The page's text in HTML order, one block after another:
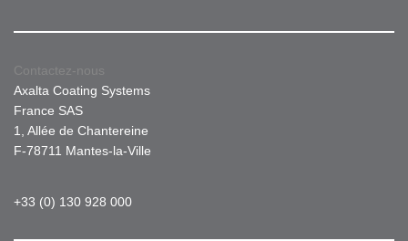
Contactez-nous
Axalta Coating Systems
France SAS
1, Allée de Chantereine
F-78711 Mantes-la-Ville
+33 (0) 130 928 000